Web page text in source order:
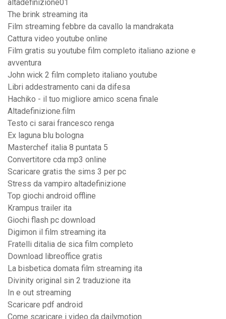
altadefinizione01
The brink streaming ita
Film streaming febbre da cavallo la mandrakata
Cattura video youtube online
Film gratis su youtube film completo italiano azione e
avventura
John wick 2 film completo italiano youtube
Libri addestramento cani da difesa
Hachiko - il tuo migliore amico scena finale
Altadefinizione.film
Testo ci sarai francesco renga
Ex laguna blu bologna
Masterchef italia 8 puntata 5
Convertitore cda mp3 online
Scaricare gratis the sims 3 per pc
Stress da vampiro altadefinizione
Top giochi android offline
Krampus trailer ita
Giochi flash pc download
Digimon il film streaming ita
Fratelli ditalia de sica film completo
Download libreoffice gratis
La bisbetica domata film streaming ita
Divinity original sin 2 traduzione ita
In e out streaming
Scaricare pdf android
Come scaricare i video da dailymotion